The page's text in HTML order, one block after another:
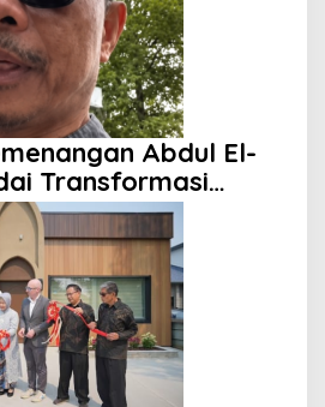
Abdul El-
Transformasi